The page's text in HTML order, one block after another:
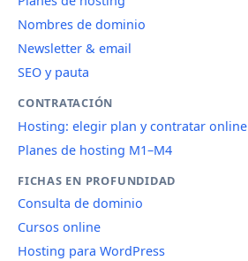
Nombres de dominio
Newsletter & email
SEO y pauta
CONTRATACIÓN
Hosting: elegir plan y contratar online
Planes de hosting M1–M4
FICHAS EN PROFUNDIDAD
Consulta de dominio
Cursos online
Hosting para WordPress